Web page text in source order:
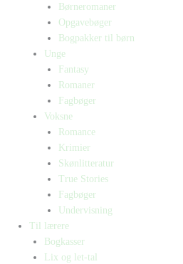
Børneromaner
Opgavebøger
Bogpakker til børn
Unge
Fantasy
Romaner
Fagbøger
Voksne
Romance
Krimier
Skønlitteratur
True Stories
Fagbøger
Undervisning
Til lærere
Bogkasser
Lix og let-tal